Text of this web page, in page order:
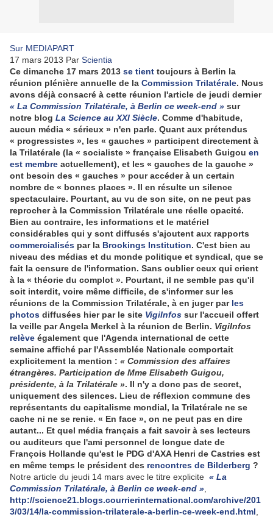
Sur MEDIAPART
17 mars 2013 Par Scientia
Ce dimanche 17 mars 2013 se tient toujours à Berlin la
réunion plénière annuelle de la Commission Trilatérale. Nous
avons déjà consacré à cette réunion l'article de jeudi dernier
« La Commission Trilatérale, à Berlin ce week-end » sur
notre blog La Science au XXI Siècle. Comme d'habitude,
aucun média « sérieux » n'en parle. Quant aux prétendus
« progressistes », les « gauches » participent directement à
la Trilatérale (la « socialiste » française Elisabeth Guigou en
est membre actuellement), et les « gauches de la gauche »
ont besoin des « gauches » pour accéder à un certain
nombre de « bonnes places ». Il en résulte un silence
spectaculaire. Pourtant, au vu de son site, on ne peut pas
reprocher à la Commission Trilatérale une réelle opacité.
Bien au contraire, les informations et le matériel
considérables qui y sont diffusés s'ajoutent aux rapports
commercialisés par la Brookings Institution. C'est bien au
niveau des médias et du monde politique et syndical, que se
fait la censure de l'information. Sans oublier ceux qui crient
à la « théorie du complot ». Pourtant, il ne semble pas qu'il
soit interdit, voire même difficile, de s'informer sur les
réunions de la Commission Trilatérale, à en juger par les
photos diffusées hier par le site VigiInfos sur l'accueil offert
la veille par Angela Merkel à la réunion de Berlin. VigiInfos
relève également que l'Agenda international de cette
semaine affiché par l'Assemblée Nationale comportait
explicitement la mention : « Commission des affaires
étrangères. Participation de Mme Elisabeth Guigou,
présidente, à la Trilatérale ». Il n'y a donc pas de secret,
uniquement des silences. Lieu de réflexion commune des
représentants du capitalisme mondial, la Trilatérale ne se
cache ni ne se renie. « En face », on ne peut pas en dire
autant... Et quel média français a fait savoir à ses lecteurs
ou auditeurs que l'ami personnel de longue date de
François Hollande qu'est le PDG d'AXA Henri de Castries est
en même temps le président des rencontres de Bilderberg ?
Notre article du jeudi 14 mars avec le titre explicite « La
Commission Trilatérale, à Berlin ce week-end »
http://science21.blogs.courrierinternational.com/archive/201
3/03/14/la-commission-trilaterale-a-berlin-ce-week-end.html